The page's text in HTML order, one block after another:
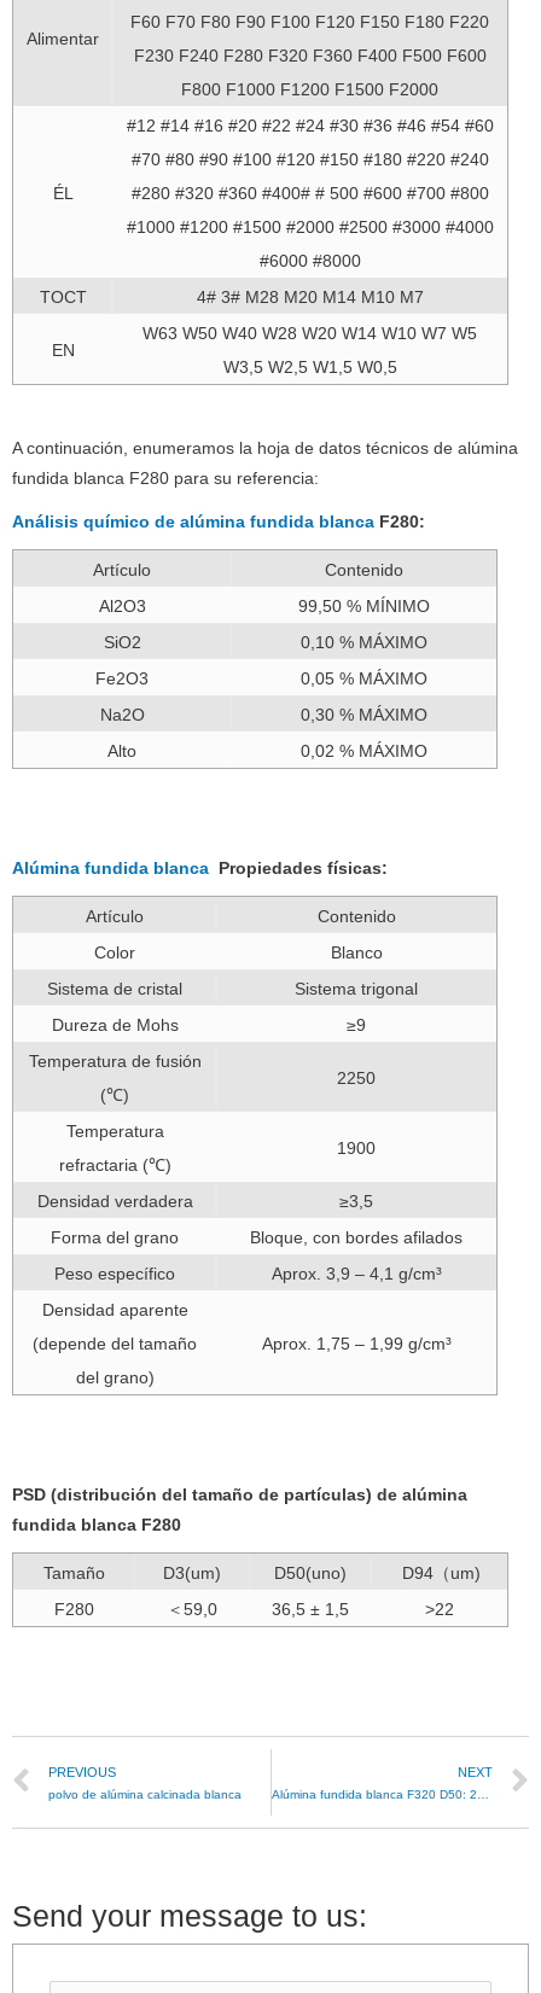
Alimentar
F60 F70 F80 F90 F100 F120 F150 F180 F220
F230 F240 F280 F320 F360 F400 F500 F600
F800 F1000 F1200 F1500 F2000
ÉL
#12 #14 #16 #20 #22 #24 #30 #36 #46 #54 #60
#70 #80 #90 #100 #120 #150 #180 #220 #240
#280 #320 #360 #400# # 500 #600 #700 #800
#1000 #1200 #1500 #2000 #2500 #3000 #4000
#6000 #8000
TOCT
4# 3# M28 M20 M14 M10 M7
EN
W63 W50 W40 W28 W20 W14 W10 W7 W5
W3,5 W2,5 W1,5 W0,5
A continuación, enumeramos la hoja de datos técnicos de alúmina
fundida blanca F280 para su referencia:
Análisis químico de alúmina fundida blanca F280:
Artículo
Contenido
Al2O3
99,50 % MÍNIMO
SiO2
0,10 % MÁXIMO
Fe2O3
0,05 % MÁXIMO
Na2O
0,30 % MÁXIMO
Alto
0,02 % MÁXIMO
Alúmina fundida blanca Propiedades físicas:
Artículo
Contenido
Color
Blanco
Sistema de cristal
Sistema trigonal
Dureza de Mohs
≥9
Temperatura de fusión
(℃)
2250
Temperatura
refractaria (℃)
1900
Densidad verdadera
≥3,5
Forma del grano
Bloque, con bordes afilados
Peso específico
Aprox. 3,9 – 4,1 g/cm³
Densidad aparente
(depende del tamaño
del grano)
Aprox. 1,75 – 1,99 g/cm³
PSD (distribución del tamaño de partículas) de alúmina
fundida blanca F280
Tamaño D3(um) D50(uno)
D94（um)
F280
＜59,0 36,5 ± 1,5 >22
PREVIOUS
polvo de alúmina calcinada blanca
NEXT
Alúmina fundida blanca F320 D50: 29,2 ± 1,5 micras
Send your message to us: